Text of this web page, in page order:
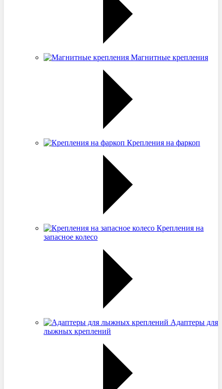
Магнитные крепления
Крепления на фаркоп
Крепления на
запасное колесо
Адаптеры для
лыжных креплений